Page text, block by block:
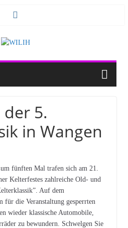
5.
in Wangen
fünften Mal trafen sich am 21.
Kelterfestes zahlreiche Old- und
Auf dem
für die Veranstaltung gesperrten
wieder klassische Automobile,
zu bewundern. Schwelgen Sie